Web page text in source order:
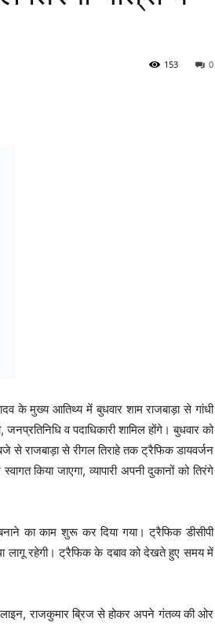
0
153
के मुख्य आतिथ्य में बुधवार शाम राजबाड़ा से गांधी
व पदाधिकारी शामिल होंगे। बुधवार को
से राजबाड़ा से रीगल तिराहे तक ट्रैफिक डायवर्जन
किया जाएगा, व्यापारी अपनी दुकानों को तिरंगे
का काम शुरू कर दिया गया। ट्रैफिक डीसीपी
लागू रहेगी। ट्रैफिक के दबाव को देखते हुए समय में
लाइन, राजकुमार ब्रिज से होकर अपने गंतव्य की ओर